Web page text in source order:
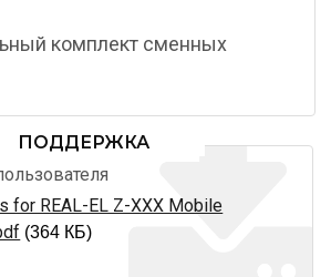
комплект сменных
ПОДДЕРЖКА
for REAL-EL Z-XXX Mobile
(364 КБ)